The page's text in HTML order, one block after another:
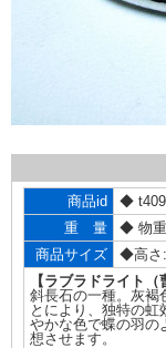
商品id
◆
重 量
◆ 物
商品サイズ
◆高さ:
【ラブラドライト（
斜長石の一種。灰褐
とにより、独特の
やかな色で蝶の羽の
想させます。